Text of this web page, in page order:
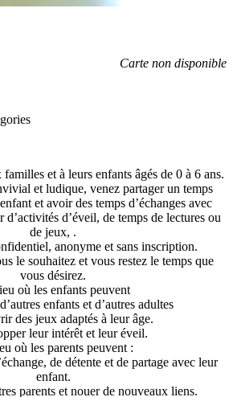
Carte non disponible
et à leurs enfants âgés de 0 à 6 ans.
et ludique, venez partager un temps
et avoir des temps d’échanges avec
d’activités d’éveil, de temps de lectures ou
de jeux, .
anonyme et sans inscription.
le souhaitez et vous restez le temps que
vous désirez.
où les enfants peuvent
enfants et d’autres adultes
des jeux adaptés à leur âge.
leur intérêt et leur éveil.
où les parents peuvent :
de détente et de partage avec leur
enfant.
parents et nouer de nouveaux liens.